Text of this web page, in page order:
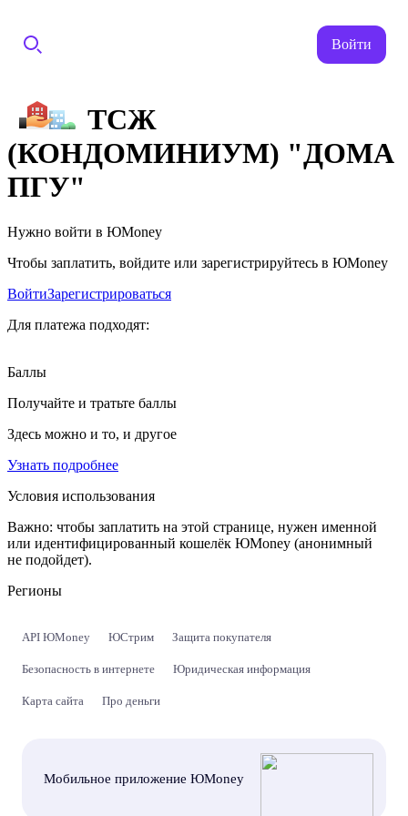
Войти
ТСЖ
(КОНДОМИНИУМ) "ДОМА
ПГУ"
Нужно войти в ЮMoney
Чтобы заплатить, войдите или зарегистрируйтесь в ЮMoney
ВойтиЗарегистрироваться
Для платежа подходят:
Баллы
Получайте и тратьте баллы
Здесь можно и то, и другое
Узнать подробнее
Условия использования
Важно: чтобы заплатить на этой странице, нужен именной
или идентифицированный кошелёк ЮMoney (анонимный
не подойдет).
Регионы
API ЮMoney ЮСтрим Защита покупателя
Безопасность в интернете Юридическая информация
Карта сайта Про деньги
Мобильное приложение ЮMoney